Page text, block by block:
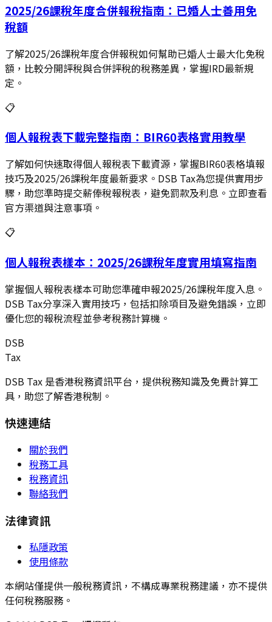
2025/26課稅年度合併報稅指南：已婚人士善用免
稅額
了解2025/26課稅年度合併報稅如何幫助已婚人士最大化免稅
額，比較分開評稅與合併評稅的稅務差異，掌握IRD最新規
定。
📋
個人報稅表下載完整指南：BIR60表格實用教學
了解如何快速取得個人報稅表下載資源，掌握BIR60表格填報
技巧及2025/26課稅年度最新要求。DSB Tax為您提供實用步
驟，助您準時提交薪俸稅報稅表，避免罰款及利息。立即查看
官方渠道與注意事項。
📋
個人報稅表樣本：2025/26課稅年度實用填寫指南
掌握個人報稅表樣本可助您準確申報2025/26課稅年度入息。
DSB Tax分享深入實用技巧，包括扣除項目及避免錯誤，立即
優化您的報稅流程並參考稅務計算機。
DSB
Tax
DSB Tax 是香港稅務資訊平台，提供稅務知識及免費計算工
具，助您了解香港稅制。
快速連結
關於我們
稅務工具
稅務資訊
聯絡我們
法律資訊
私隱政策
使用條款
本網站僅提供一般稅務資訊，不構成專業稅務建議，亦不提供
任何稅務服務。